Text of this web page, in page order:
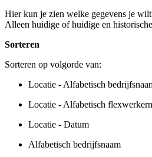
Hier kun je zien welke gegevens je
Alleen huidige of huidige en
Sorteren
Sorteren op volgorde van:
Locatie - Alfabetisch
Locatie - Alfabetisch
Locatie - Datum
Alfabetisch bedrijfsnaam